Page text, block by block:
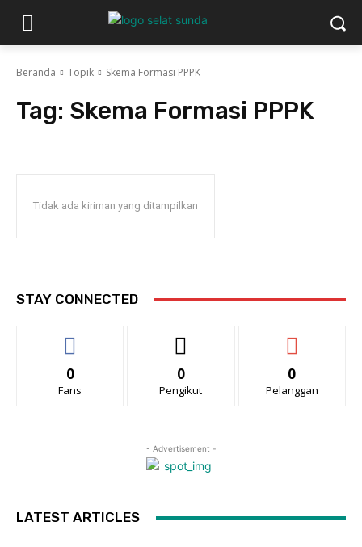
Beranda Topik Skema Formasi PPPK
Tag: Skema Formasi PPPK
Tidak ada kiriman yang ditampilkan
STAY CONNECTED
0
Fans
0
Pengikut
0
Pelanggan
- Advertisement -
LATEST ARTICLES